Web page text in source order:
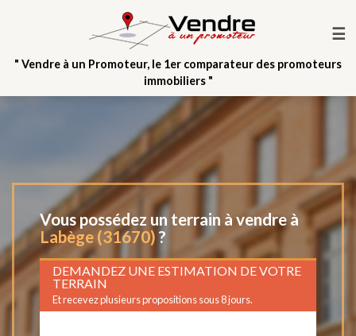
☰
" Vendre à un Promoteur, le 1er comparateur des promoteurs
immobiliers "
Vous possédez un terrain à vendre à
Labège (31670) ?
DEMANDEZ UNE ESTIMATION DE VOTRE
TERRAIN
Et recevez plusieurs propositions sous 8 jours.